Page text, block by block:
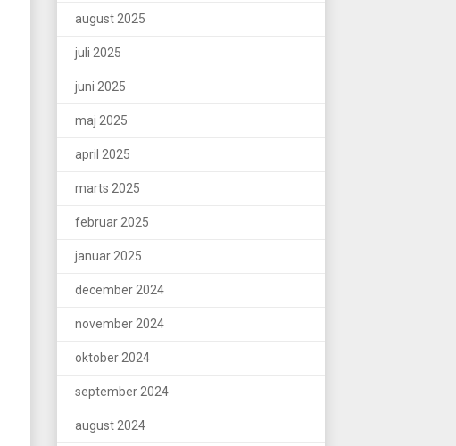
august 2025
juli 2025
juni 2025
maj 2025
april 2025
marts 2025
februar 2025
januar 2025
december 2024
november 2024
oktober 2024
september 2024
august 2024